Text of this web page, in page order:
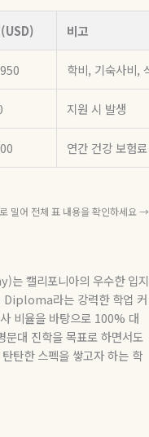
비고
학비, 기숙사비,
지원 시 발생
연간 건강 보험
밀어 전체 표 내용을 확인하세요 →
는 캘리포니아의 우수한 입지
Diploma라는 강력한 학업 커
비율을 바탕으로 100% 대
문대 진학을 목표로 하면서도
탄한 스펙을 쌓고자 하는 학